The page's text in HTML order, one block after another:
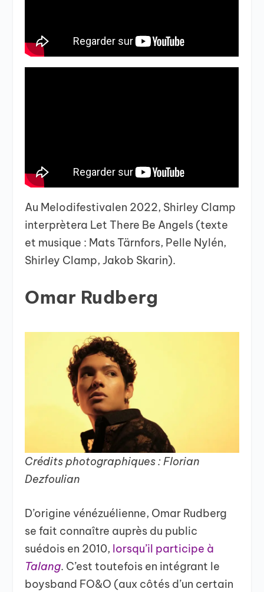
Au Melodifestivalen 2022, Shirley Clamp
interprètera Let There Be Angels (texte
et musique : Mats Tärnfors, Pelle Nylén,
Shirley Clamp, Jakob Skarin).
Omar Rudberg
Crédits photographiques : Florian
Dezfoulian
D’origine vénézuélienne, Omar Rudberg
se fait connaître auprès du public
suédois en 2010, lorsqu’il participe à
Talang. C’est toutefois en intégrant le
boysband FO&O (aux côtés d’un certain